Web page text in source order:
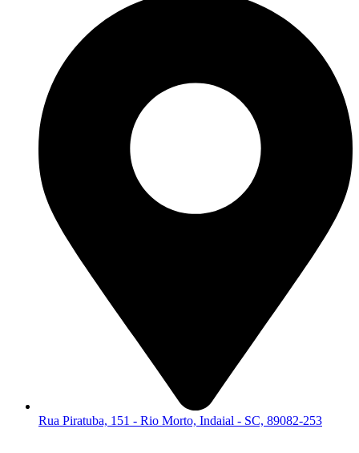
Rua Piratuba, 151 - Rio Morto, Indaial - SC, 89082-253